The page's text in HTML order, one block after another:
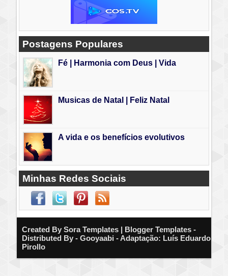
Postagens Populares
Fé | Harmonia com Deus | Vida
Musicas de Natal | Feliz Natal
A vida e os benefícios evolutivos
Minhas Redes Sociais
Created By Sora Templates | Blogger Templates -
Distributed By - Gooyaabi - Adaptação: Luís Eduardo
Pirollo